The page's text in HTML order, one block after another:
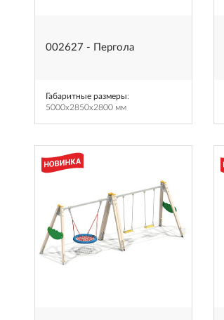
002627 - Пергола
Габаритные размеры:
5000x2850x2800 мм